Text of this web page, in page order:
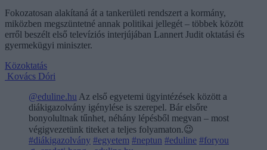
Fokozatosan alakítaná át a tankerületi rendszert a kormány,
miközben megszüntetné annak politikai jellegét – többek között
erről beszélt első televíziós interjújában Lannert Judit oktatási és
gyermekügyi miniszter.
Közoktatás
Kovács Dóri
@eduline.hu Az első egyetemi ügyintézések között a
diákigazolvány igénylése is szerepel. Bár elsőre
bonyolultnak tűnhet, néhány lépésből megvan – most
végigvezetünk titeket a teljes folyamaton.😉
#diákigazolvány #egyetem #neptun #eduline #foryou